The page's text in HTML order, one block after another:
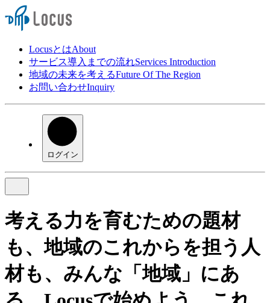
LocusとはAbout
サービス導入までの流れServices Introduction
地域の未来を考えるFuture Of The Region
お問い合わせInquiry
ログイン
考える力を育むための題材
も、地域のこれからを担う人
材も、 みんな「地域」にあ